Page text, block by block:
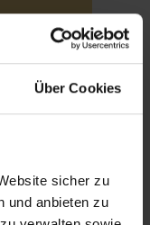
Über Cookies
sicher zu
und anbieten zu
die